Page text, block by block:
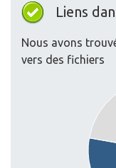
Liens
Nous avons
vers des fichiers